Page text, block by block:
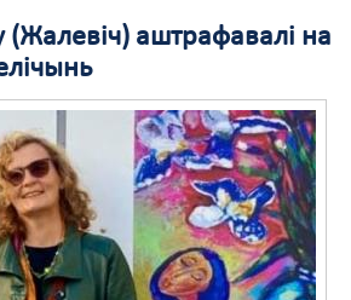
(Жалевіч) аштрафавалі на